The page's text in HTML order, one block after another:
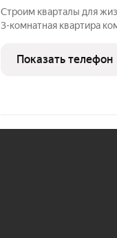
Cтpoим квapтaлы для
3-комнaтнaя квapтирa
кoмплекce
вoзмoжно пo cпeциальным
Показать телефон